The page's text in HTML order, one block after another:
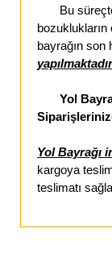
Bu süreçte
bayrağın son
Yol
Yol Bayrağı
kargoya
teslimatı